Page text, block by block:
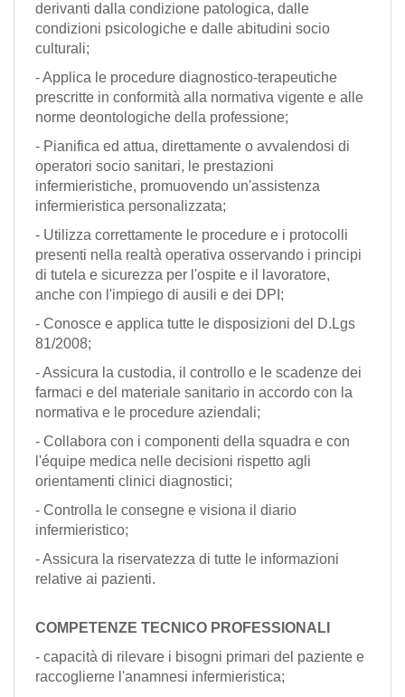
derivanti dalla condizione patologica, dalle
condizioni psicologiche e dalle abitudini socio
culturali;
- Applica le procedure diagnostico-terapeutiche
prescritte in conformità alla normativa vigente e alle
norme deontologiche della professione;
- Pianifica ed attua, direttamente o avvalendosi di
operatori socio sanitari, le prestazioni
infermieristiche, promuovendo un'assistenza
infermieristica personalizzata;
- Utilizza correttamente le procedure e i protocolli
presenti nella realtà operativa osservando i principi
di tutela e sicurezza per l'ospite e il lavoratore,
anche con l'impiego di ausili e dei DPI;
- Conosce e applica tutte le disposizioni del D.Lgs
81/2008;
- Assicura la custodia, il controllo e le scadenze dei
farmaci e del materiale sanitario in accordo con la
normativa e le procedure aziendali;
- Collabora con i componenti della squadra e con
l'équipe medica nelle decisioni rispetto agli
orientamenti clinici diagnostici;
- Controlla le consegne e visiona il diario
infermieristico;
- Assicura la riservatezza di tutte le informazioni
relative ai pazienti.
COMPETENZE TECNICO PROFESSIONALI
- capacità di rilevare i bisogni primari del paziente e
raccoglierne l'anamnesi infermieristica;